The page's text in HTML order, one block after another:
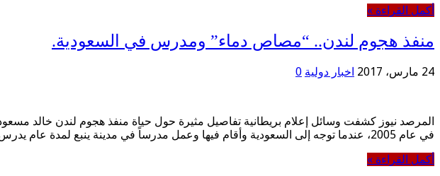
أكمل القراءة »
منفذ هجوم لندن.. “مصاص دماء” ومدرس في السعودية.
24 مارس، 2017 اخبار دولية 0
في عام 2005، عندما توجه إلى السعودية وأقام فيها وعمل مدرساً في مدينة ينبع لمدة عام يدرس موظفي …
أكمل القراءة »